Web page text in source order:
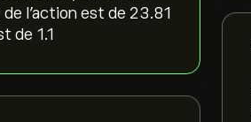
l'action est de 23.81
de 1.1